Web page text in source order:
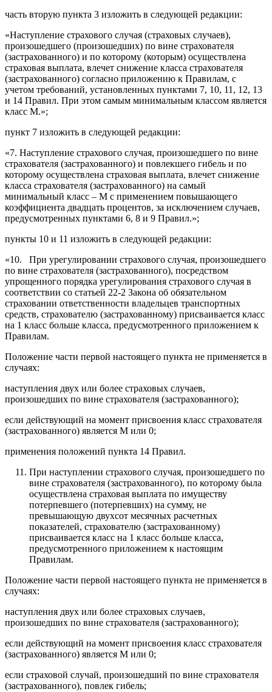
часть вторую пункта 3 изложить в следующей редакции:
«Наступление страхового случая (страховых случаев),
произошедшего (произошедших) по вине страхователя
(застрахованного) и по которому (которым) осуществлена
страховая выплата, влечет снижение класса страхователя
(застрахованного) согласно приложению к Правилам, с
учетом требований, установленных пунктами 7, 10, 11, 12, 13
и 14 Правил. При этом самым минимальным классом является
класс M.»;
пункт 7 изложить в следующей редакции:
«7. Наступление страхового случая, произошедшего по вине
страхователя (застрахованного) и повлекшего гибель и по
которому осуществлена страховая выплата, влечет снижение
класса страхователя (застрахованного) на самый
минимальный класс – М с применением повышающего
коэффициента двадцать процентов, за исключением случаев,
предусмотренных пунктами 6, 8 и 9 Правил.»;
пункты 10 и 11 изложить в следующей редакции:
«10. При урегулировании страхового случая, произошедшего
по вине страхователя (застрахованного), посредством
упрощенного порядка урегулирования страхового случая в
соответствии со статьей 22-2 Закона об обязательном
страховании ответственности владельцев транспортных
средств, страхователю (застрахованному) присваивается класс
на 1 класс больше класса, предусмотренного приложением к
Правилам.
Положение части первой настоящего пункта не применяется в
случаях:
наступления двух или более страховых случаев,
произошедших по вине страхователя (застрахованного);
если действующий на момент присвоения класс страхователя
(застрахованного) является М или 0;
применения положений пункта 14 Правил.
При наступлении страхового случая, произошедшего по
вине страхователя (застрахованного), по которому была
осуществлена страховая выплата по имуществу
потерпевшего (потерпевших) на сумму, не
превышающую двухсот месячных расчетных
показателей, страхователю (застрахованному)
присваивается класс на 1 класс больше класса,
предусмотренного приложением к настоящим
Правилам.
Положение части первой настоящего пункта не применяется в
случаях:
наступления двух или более страховых случаев,
произошедших по вине страхователя (застрахованного);
если действующий на момент присвоения класс страхователя
(застрахованного) является М или 0;
если страховой случай, произошедший по вине страхователя
(застрахованного), повлек гибель;